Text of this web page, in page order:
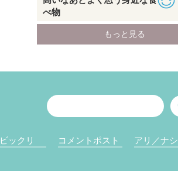
ビックリ コメントポスト アリ／ナシ